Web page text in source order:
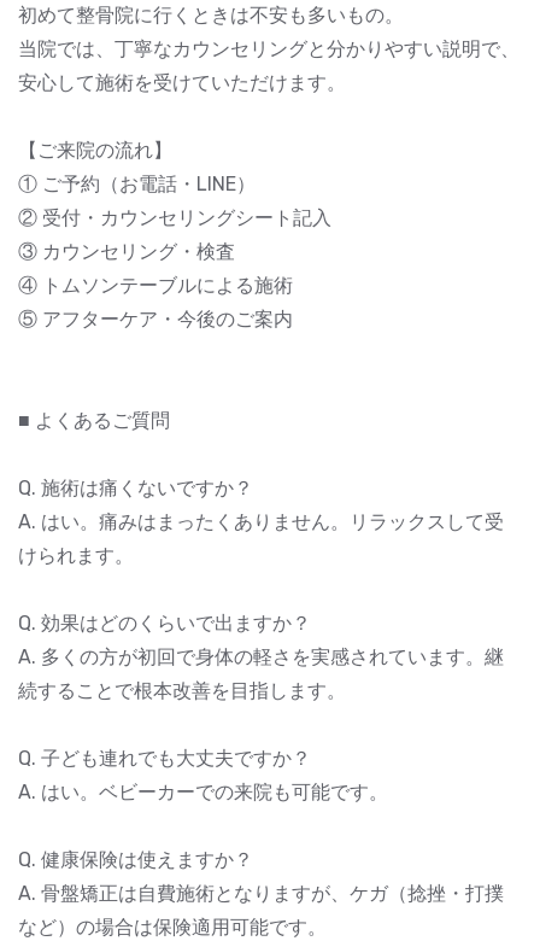
初めて整骨院に行くときは不安も多いもの。
当院では、丁寧なカウンセリングと分かりやすい説明で、
安心して施術を受けていただけます。
【ご来院の流れ】
① ご予約（お電話・LINE）
② 受付・カウンセリングシート記入
③ カウンセリング・検査
④ トムソンテーブルによる施術
⑤ アフターケア・今後のご案内
■ よくあるご質問
Q. 施術は痛くないですか？
A. はい。痛みはまったくありません。リラックスして受
けられます。
Q. 効果はどのくらいで出ますか？
A. 多くの方が初回で身体の軽さを実感されています。継
続することで根本改善を目指します。
Q. 子ども連れでも大丈夫ですか？
A. はい。ベビーカーでの来院も可能です。
Q. 健康保険は使えますか？
A. 骨盤矯正は自費施術となりますが、ケガ（捻挫・打撲
など）の場合は保険適用可能です。